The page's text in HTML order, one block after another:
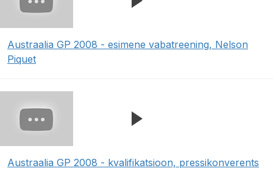
Austraalia GP 2008 - esimene vabatreening, Nelson
Piquet
Austraalia GP 2008 - kvalifikatsioon, pressikonverents